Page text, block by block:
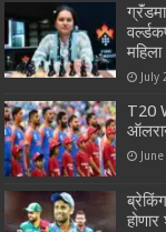
महिला
July
T20